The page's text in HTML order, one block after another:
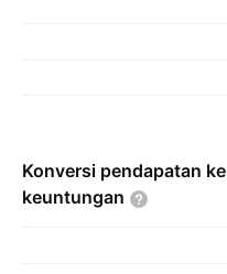
Konversi pendapatan ke
keuntungan